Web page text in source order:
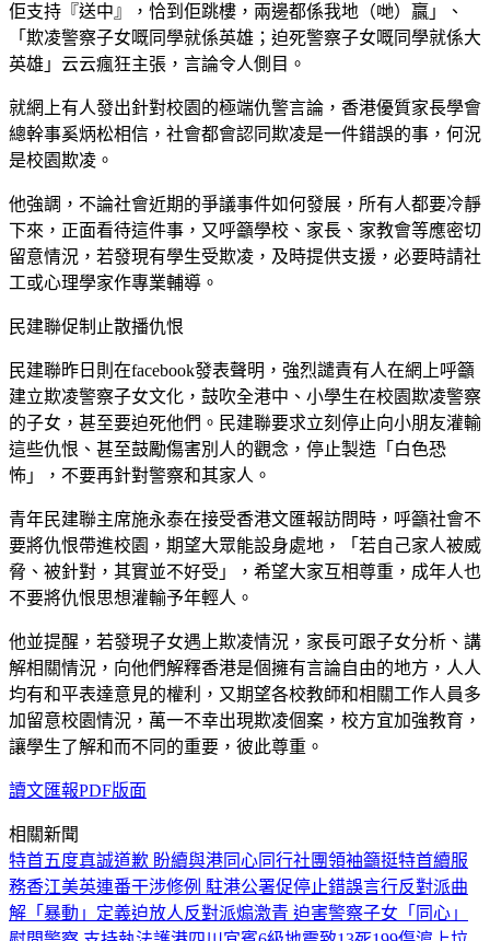
佢支持『送中』，恰到佢跳樓，兩邊都係我地（哋）贏」、
「欺凌警察子女嘅同學就係英雄；迫死警察子女嘅同學就係大
英雄」云云瘋狂主張，言論令人側目。
就網上有人發出針對校園的極端仇警言論，香港優質家長學會
總幹事奚炳松相信，社會都會認同欺凌是一件錯誤的事，何況
是校園欺凌。
他強調，不論社會近期的爭議事件如何發展，所有人都要冷靜
下來，正面看待這件事，又呼籲學校、家長、家教會等應密切
留意情況，若發現有學生受欺凌，及時提供支援，必要時請社
工或心理學家作專業輔導。
民建聯促制止散播仇恨
民建聯昨日則在facebook發表聲明，強烈譴責有人在網上呼籲
建立欺凌警察子女文化，鼓吹全港中、小學生在校園欺凌警察
的子女，甚至要迫死他們。民建聯要求立刻停止向小朋友灌輸
這些仇恨、甚至鼓勵傷害別人的觀念，停止製造「白色恐
怖」，不要再針對警察和其家人。
青年民建聯主席施永泰在接受香港文匯報訪問時，呼籲社會不
要將仇恨帶進校園，期望大眾能設身處地，「若自己家人被威
脅、被針對，其實並不好受」，希望大家互相尊重，成年人也
不要將仇恨思想灌輸予年輕人。
他並提醒，若發現子女遇上欺凌情況，家長可跟子女分析、講
解相關情況，向他們解釋香港是個擁有言論自由的地方，人人
均有和平表達意見的權利，又期望各校教師和相關工作人員多
加留意校園情況，萬一不幸出現欺凌個案，校方宜加強教育，
讓學生了解和而不同的重要，彼此尊重。
讀文匯報PDF版面
相關新聞
特首五度真誠道歉 盼續與港同心同行社團領袖籲挺特首續服
務香江美英連番干涉修例 駐港公署促停止錯誤言行反對派曲
解「暴動」定義迫放人 反對派煽激青 迫害警察子女 「同心」